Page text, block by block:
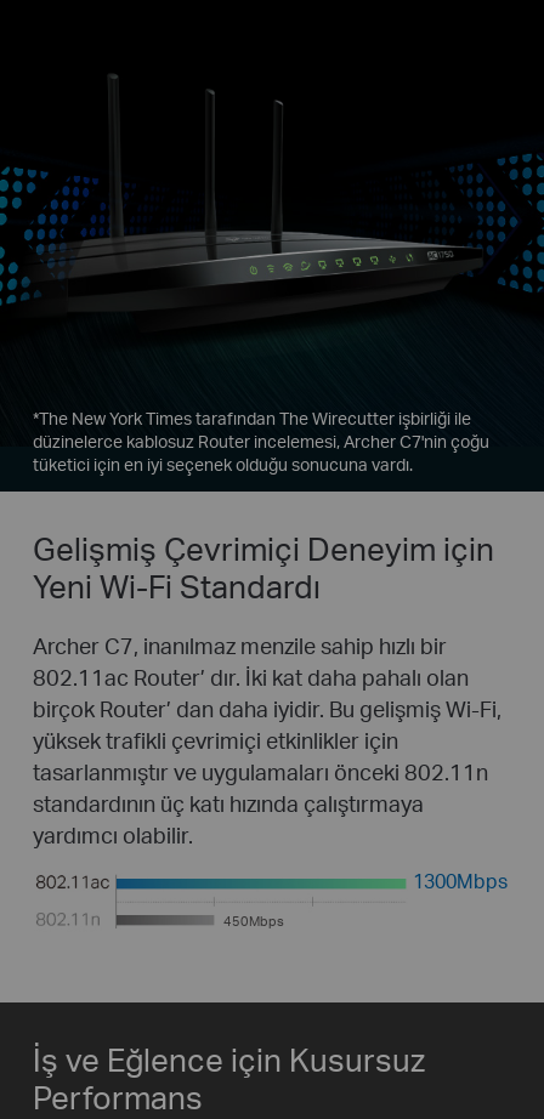
*The New York Times tarafından The Wirecutter işbirliği ile
düzinelerce kablosuz Router incelemesi, Archer C7'nin çoğu
tüketici için en iyi seçenek olduğu sonucuna vardı.
Gelişmiş Çevrimiçi Deneyim için
Yeni Wi-Fi Standardı
Archer C7, inanılmaz menzile sahip hızlı bir
802.11ac Router’ dır. İki kat daha pahalı olan
birçok Router’ dan daha iyidir. Bu gelişmiş Wi-Fi,
yüksek trafikli çevrimiçi etkinlikler için
tasarlanmıştır ve uygulamaları önceki 802.11n
standardının üç katı hızında çalıştırmaya
yardımcı olabilir.
1300Mbps
450Mbps
İş ve Eğlence için Kusursuz
Performans